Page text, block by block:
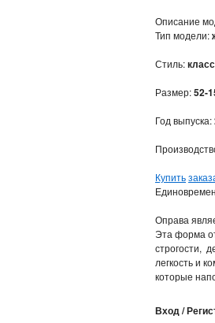
Описание
Тип модели:
Стиль:
Размер:52-
Год выпуска:
Купить
Оправа
Эта форма
строгости,
легкость и
которые
Вход /